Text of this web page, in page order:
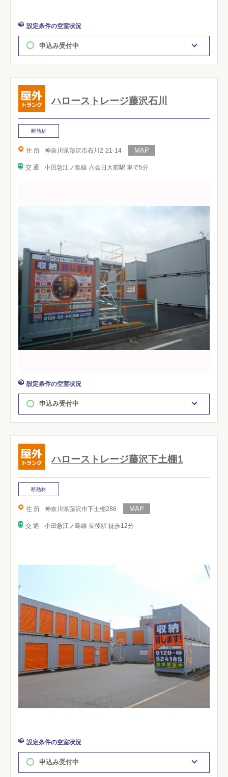
設定条件の空室状況
申込み受付中
ハローストレージ藤沢石川
断熱材
住 所 神奈川県藤沢市石川2-21-14
交 通 小田急江ノ島線 六会日大前駅 車で5分
設定条件の空室状況
申込み受付中
ハローストレージ藤沢下土棚1
断熱材
住 所 神奈川県藤沢市下土棚286
交 通 小田急江ノ島線 長後駅 徒歩12分
設定条件の空室状況
申込み受付中